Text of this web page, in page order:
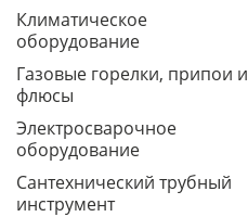
Климатическое
оборудование
Газовые горелки, припои и
флюсы
Электросварочное
оборудование
Сантехнический трубный
инструмент